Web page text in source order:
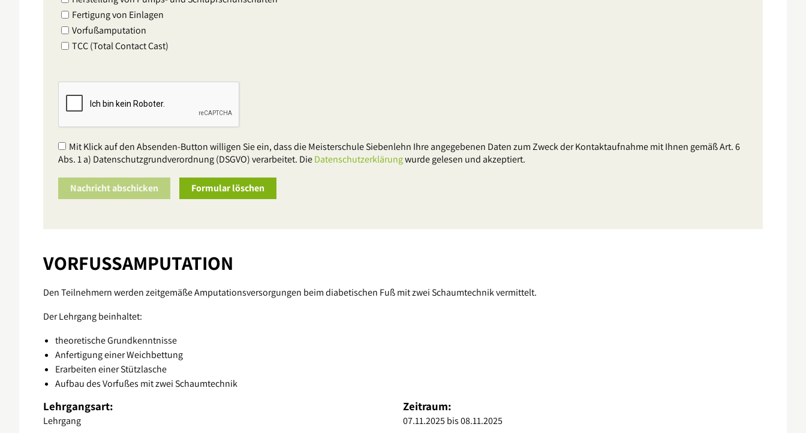
Fertigung von Einlagen
Vorfußamputation
TCC (Total Contact Cast)
Mit Klick auf den Absenden-Button willigen Sie ein, dass die Meisterschule Siebenlehn Ihre angegebenen Daten zum Zweck der Kontaktaufnahme mit Ihnen gemäß Art. 6
Abs. 1 a) Datenschutzgrundverordnung (DSGVO) verarbeitet. DieDatenschutzerklärungwurde gelesen und akzeptiert.
Nachricht abschicken Formular löschen
VORFUSSAMPUTATION
Den Teilnehmern werden zeitgemäße Amputationsversorgungen beim diabetischen Fuß mit zwei Schaumtechnik vermittelt.
Der Lehrgang beinhaltet:
theoretische Grundkenntnisse
Anfertigung einer Weichbettung
Erarbeiten einer Stützlasche
Aufbau des Vorfußes mit zwei Schaumtechnik
Lehrgangsart:
Lehrgang
Zeitraum:
07.11.2025 bis 08.11.2025